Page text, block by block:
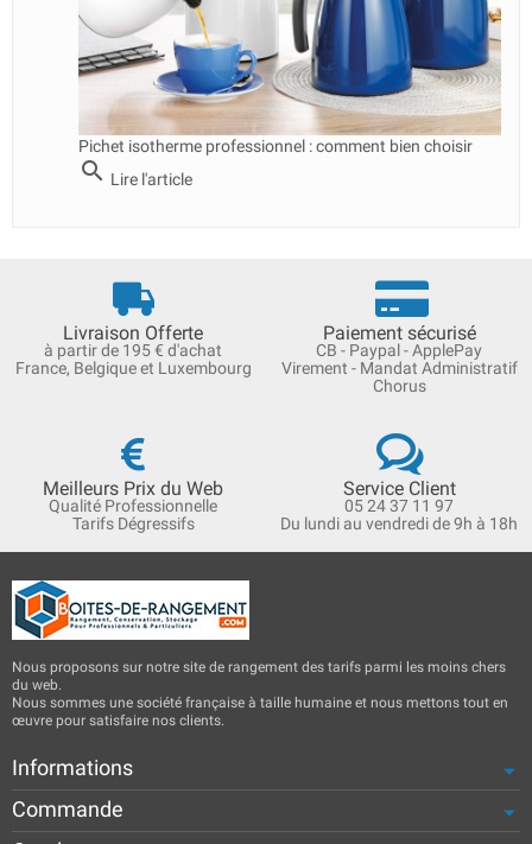
Pichet isotherme professionnel : comment bien choisir
search Lire l'article
Livraison Offerte
à partir de 195 € d'achat
France, Belgique et Luxembourg
Paiement sécurisé
CB - Paypal - ApplePay
Virement - Mandat Administratif
Chorus
Meilleurs Prix du Web
Qualité Professionnelle
Tarifs Dégressifs
Service Client
05 24 37 11 97
Du lundi au vendredi de 9h à 18h
Nous proposons sur notre site de rangement des tarifs parmi les moins chers
du web.
Nous sommes une société française à taille humaine et nous mettons tout en
œuvre pour satisfaire nos clients.
Informations
Commande